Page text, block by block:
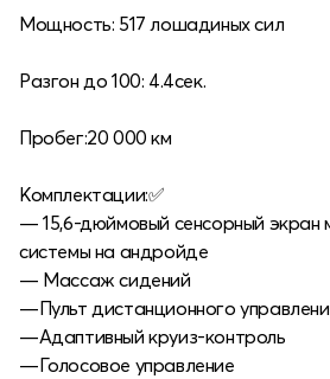
Мощность: 517 лошадиных сил
Разгон до 100: 4.4сек.
Пробег:20 000 км
Комплектации:✅
— 15,6-дюймовый сенсорный экран
системы на андройде
— Массаж сидений
—Пульт дистанционного
—Адаптивный круиз-контроль
—Голосовое управление